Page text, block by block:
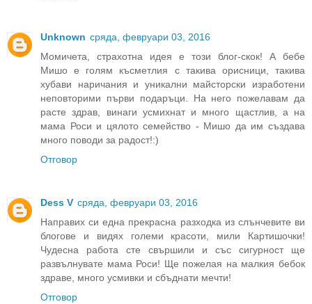
Unknown сряда, февруари 03, 2016
Момичета, страхотна идея е този блог-скок! А бебе
Мишо е голям късметлия с такива орисници, такива
хубави наричания и уникални майсторски изработени
неповторими първи подаръци. На него пожелавам да
расте здрав, винаги усмихнат и много щастлив, а на
мама Роси и цялото семейство - Мишо да им създава
много поводи за радост!:)
Отговор
Dess V сряда, февруари 03, 2016
Направих си една прекрасна разходка из слънчевите ви
блогове и видях големи красоти, мили Картишочки!
Чудесна работа сте свършили и със сигурност ще
развълнувате мама Роси! Ще пожелая на малкия бебок
здраве, много усмивки и сбъднати мечти!
Отговор